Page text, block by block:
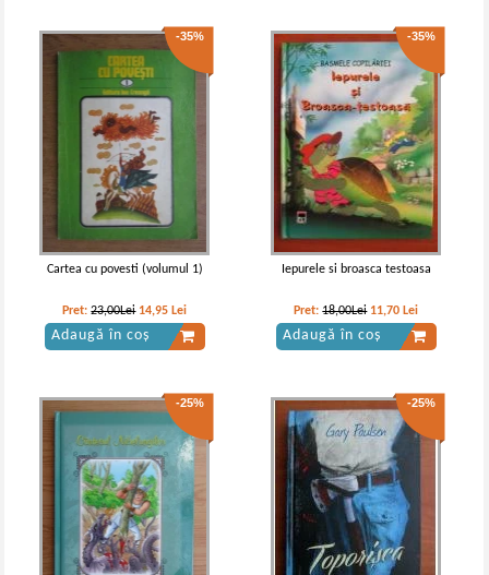
Jules Verne - Doi ani de vacanta Jules Verne - Doi ani de vacanta
Jules Verne - Doi ani de vacanta
Jules Verne - Doi ani de vacanta
(Editura Corint Junior, 2004)
-35%
Cartea cu povesti (volumul 1)
Pret:23,00Lei 14,95 Lei
Adaugă în coș
-35%
Iepurele si broasca testoasa
Pret:18,00Lei 11,70 Lei
Adaugă în coș
-25% -25%